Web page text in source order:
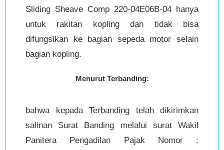
Sliding Sheave Comp 220-04E06B-04 hanya
untuk rakitan kopling dan tidak bisa
difungsikan ke bagian sepeda motor selain
bagian kopling.
Menurut Terbanding:
bahwa kepada Terbanding telah dikirimkan
salinan Surat Banding melalui surat Wakil
Panitera Pengadilan Pajak Nomor :